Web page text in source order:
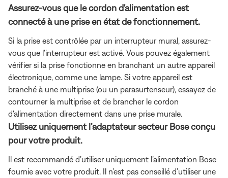
Assurez-vous que le cordon d'alimentation est
connecté à une prise en état de fonctionnement.
Si la prise est contrôlée par un interrupteur mural, assurez-
vous que l'interrupteur est activé. Vous pouvez également
vérifier si la prise fonctionne en branchant un autre appareil
électronique, comme une lampe. Si votre appareil est
branché à une multiprise (ou un parasurtenseur), essayez de
contourner la multiprise et de brancher le cordon
d'alimentation directement dans une prise murale.
Utilisez uniquement l’adaptateur secteur Bose conçu
pour votre produit.
Il est recommandé d’utiliser uniquement l’alimentation Bose
fournie avec votre produit. Il n’est pas conseillé d’utiliser une